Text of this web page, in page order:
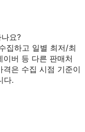
요?
집하고 일별 최저/최
버 등 다른 판매처
은 수집 시점 기준이
다.